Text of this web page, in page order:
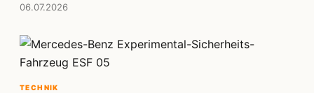
06.07.2026
TECHNIK